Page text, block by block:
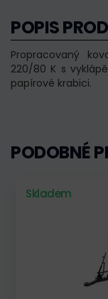
POPIS
Propracovaný
220/80 K s
papírové krabici.
PODOBNÉ
Skladem